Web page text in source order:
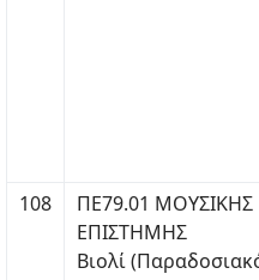
108
ΠΕ79.01 ΜΟΥΣΙΚΗΣ
ΕΠΙΣΤΗΜΗΣ
Βιολί